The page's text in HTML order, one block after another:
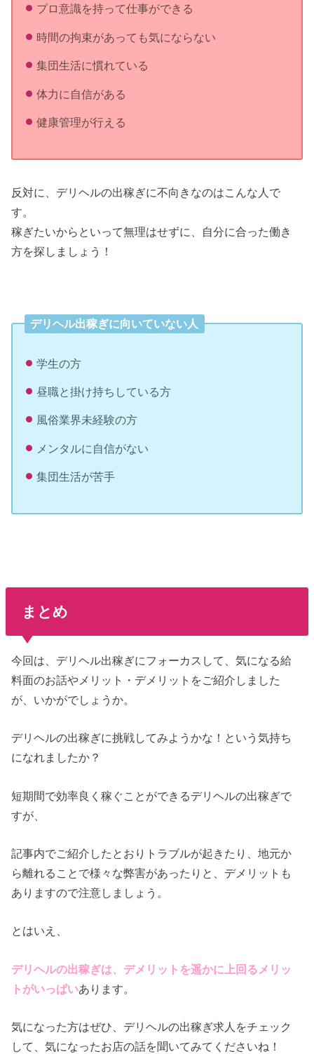
プロ意識を持って仕事ができる
時間の拘束があっても気にならない
集団生活に慣れている
体力に自信がある
健康管理が行える
反対に、デリヘルの出稼ぎに不向きなのはこんな人で
す。
稼ぎたいからといって無理はせずに、自分に合った働き
方を探しましょう！
デリヘル出稼ぎに向いていない人
学生の方
昼職と掛け持ちしている方
風俗業界未経験の方
メンタルに自信がない
集団生活が苦手
まとめ
今回は、デリヘル出稼ぎにフォーカスして、気になる給
料面のお話やメリット・デメリットをご紹介しました
が、いかがでしょうか。
デリヘルの出稼ぎに挑戦してみようかな！という気持ち
になれましたか？
短期間で効率良く稼ぐことができるデリヘルの出稼ぎで
すが、
記事内でご紹介したとおりトラブルが起きたり、地元か
ら離れることで様々な弊害があったりと、デメリットも
ありますので注意しましょう。
とはいえ、
デリヘルの出稼ぎは、デメリットを遥かに上回るメリッ
トがいっぱいあります。
気になった方はぜひ、デリヘルの出稼ぎ求人をチェック
して、気になったお店の話を聞いてみてくださいね！